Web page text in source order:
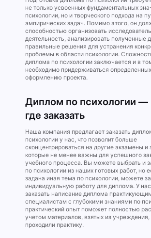
не только усвоенных фундаментальных
психологии, но и творческого подхода на
эмпирических задач. Помимо этого, он
способностью организовать
деятельность, анализировать полученные
правильные решения для устранения
проблемы в области психологии.
диплома по психологии заключается и в
необходимо придерживаться
оформлению проекта.
Диплом по психологии —
где заказать
Наша компания предлагает заказать
психологии у нас, что позволит больше
сконцентрироваться на другие экзамены и
которые не менее важны для успешного
учебного процесса. Вы можете выбрать и
по психологии из наших готовых работ, но
задана иная тема по психологии, можете
индивидуальную работу для диплома. У
заказать написание диплома
специалистам с глубокими знаниями по
практический опыт поможет полностью
учетом материалов, взятых из учреждения,
проходили практику.